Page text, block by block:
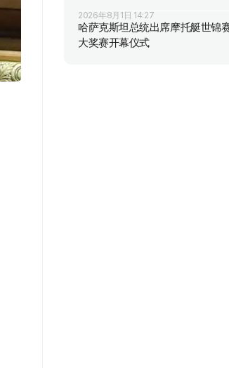
2026年8月1日 14:27
哈萨克斯坦总统出席摩托艇世锦
大奖赛开幕仪式